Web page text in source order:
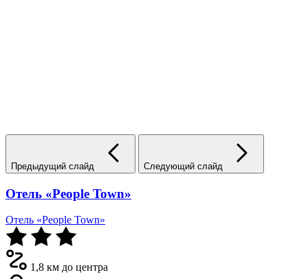
Предыдущий слайд Следующий слайд
Отель «People Town»
Отель «People Town»
1,8 км до центра